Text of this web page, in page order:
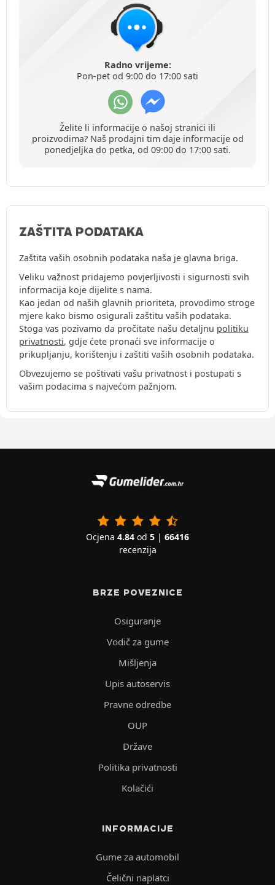
Radno vrijeme:
Pon-pet od 9:00 do 17:00 sati
Želite li informacije o našoj stranici ili
proizvodima? Naš prodajni tim daje informacije od
ponedjeljka do petka, od 09:00 do 17:00 sati.
ZAŠTITA PODATAKA
Zaštita vaših osobnih podataka naša je glavna briga.
Veliku važnost pridajemo povjerljivosti i sigurnosti svih
informacija koje dijelite s nama.
Kao jedan od naših glavnih prioriteta, provodimo stroge
mjere kako bismo osigurali zaštitu vaših podataka.
Stoga vas pozivamo da pročitate našu detaljnu politiku
privatnosti, gdje ćete pronaći sve informacije o
prikupljanju, korištenju i zaštiti vaših osobnih podataka.
Obvezujemo se poštivati vašu privatnost i postupati s
vašim podacima s najvećom pažnjom.
Ocjena 4.84 od 5 | 66416
recenzija
BRZE POVEZNICE
Osiguranje
Vodič za gume
Mišljenja
Upis autoservis
Pravne odredbe
OUP
Države
Politika privatnosti
Kolačići
INFORMACIJE
Gume za automobil
Čelični naplatci